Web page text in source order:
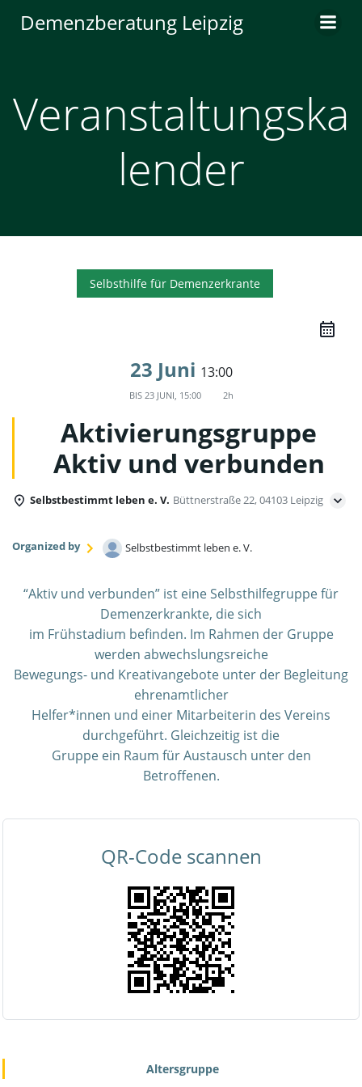
Inhalt
Demenzberatung Leipzig
Veranstaltungska
lender
Selbsthilfe für Demenzerkrante
23 Juni 13:00
BIS 23 JUNI, 15:00 2h
Aktivierungsgruppe
Aktiv und verbunden
Selbstbestimmt leben e. V. Büttnerstraße 22, 04103 Leipzig
Organized by Selbstbestimmt leben e. V.
“Aktiv und verbunden” ist eine Selbsthilfegruppe für
Demenzerkrankte, die sich
im Frühstadium befinden. Im Rahmen der Gruppe
werden abwechslungsreiche
Bewegungs- und Kreativangebote unter der Begleitung
ehrenamtlicher
Helfer*innen und einer Mitarbeiterin des Vereins
durchgeführt. Gleichzeitig ist die
Gruppe ein Raum für Austausch unter den
Betroffenen.
QR-Code scannen
Altersgruppe